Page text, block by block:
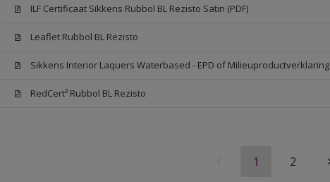
ILF Certificaat Sikkens Rubbol BL Rezisto Satin (PDF)
Leaflet Rubbol BL Rezisto
Sikkens Interior Laquers Waterbased - EPD of Milieuproductverklaring
RedCert² Rubbol BL Rezisto
1 2